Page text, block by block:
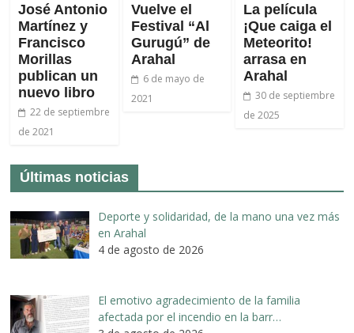
José Antonio
Martínez y
Francisco
Morillas
publican un
nuevo libro
22 de septiembre
de 2021
Vuelve el
Festival “Al
Gurugú” de
Arahal
6 de mayo de
2021
La película
¡Que caiga el
Meteorito!
arrasa en
Arahal
30 de septiembre
de 2025
Últimas noticias
Deporte y solidaridad, de la mano una vez más
en Arahal
4 de agosto de 2026
El emotivo agradecimiento de la familia
afectada por el incendio en la barr…